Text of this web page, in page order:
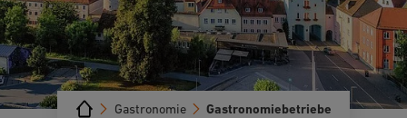
Gastronomiebetriebe
Gastronomie